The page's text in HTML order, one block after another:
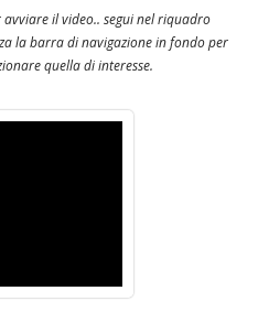
il video.. segui nel riquadro
la barra di navigazione in fondo per
quella di interesse.